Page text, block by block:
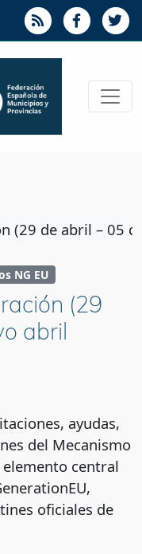
(29 de abril – 05
NG EU
(29
abril
ayudas,
del Mecanismo
elemento central
oficiales de